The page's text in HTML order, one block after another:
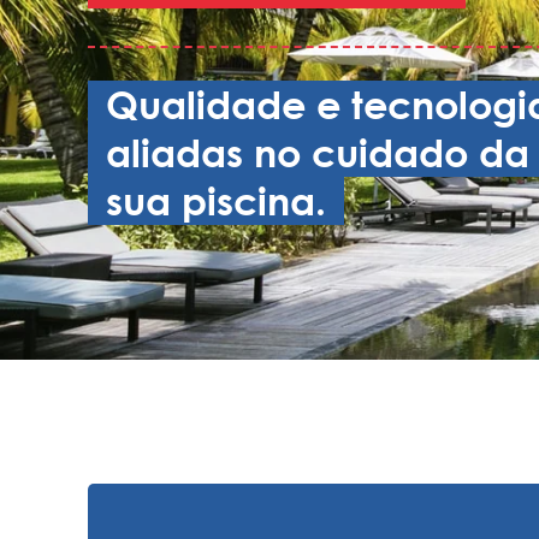
Qualidade e
aliadas no cuidado da
sua piscina.